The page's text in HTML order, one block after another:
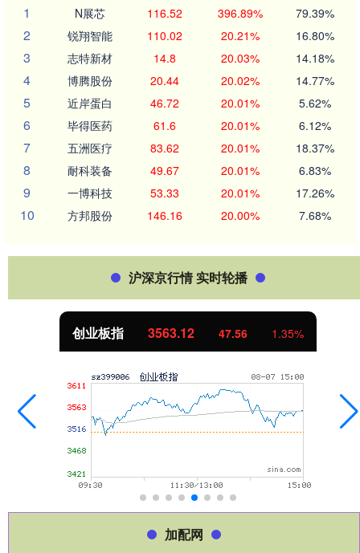
1
N展芯 116.52 396.89% 79.39%
2 锐翔智能 110.02 20.21% 16.80%
3 志特新材 14.8 20.03% 14.18%
4 博腾股份 20.44 20.02% 14.77%
5 近岸蛋白 46.72 20.01% 5.62%
6 毕得医药 61.6 20.01% 6.12%
7 五洲医疗 83.62 20.01% 18.37%
8 耐科装备 49.67 20.01% 6.83%
9 一博科技 53.33 20.01% 17.26%
10 方邦股份 146.16 20.00% 7.68%
沪深京行情 实时轮播
创业板指 3563.12 47.56 1.35%
加配网